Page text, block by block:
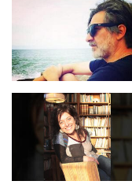
Imagen